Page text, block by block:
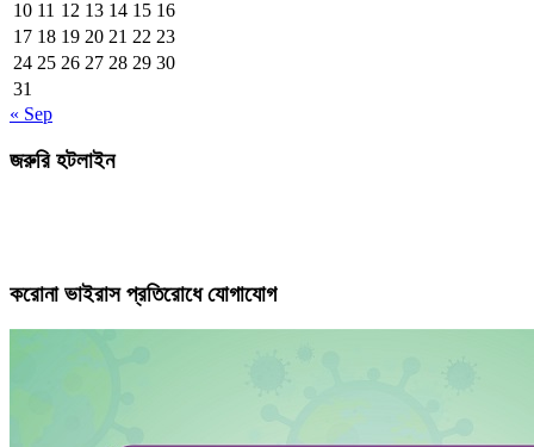
10 11 12 13 14 15 16
17 18 19 20 21 22 23
24 25 26 27 28 29 30
31
« Sep
জরুরি হটলাইন
করোনা ভাইরাস প্রতিরোধে যোগাযোগ